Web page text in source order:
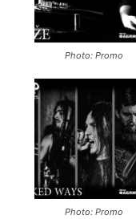
Photo: Promo
Photo: Promo